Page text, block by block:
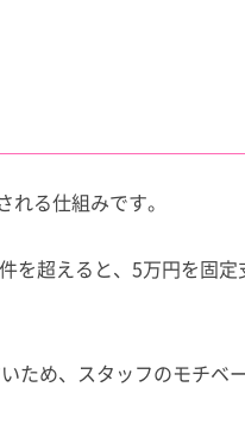
る仕組みです。
を超えると、5万円を固定
ため、スタッフのモチベ